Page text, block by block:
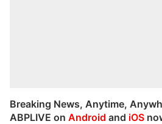
Breaking News, Anytime,
ABPLIVE on Android and iOS